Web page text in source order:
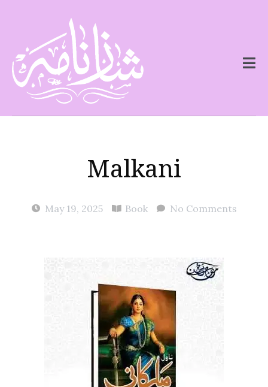
Malkani
May 19, 2025 Book No Comments